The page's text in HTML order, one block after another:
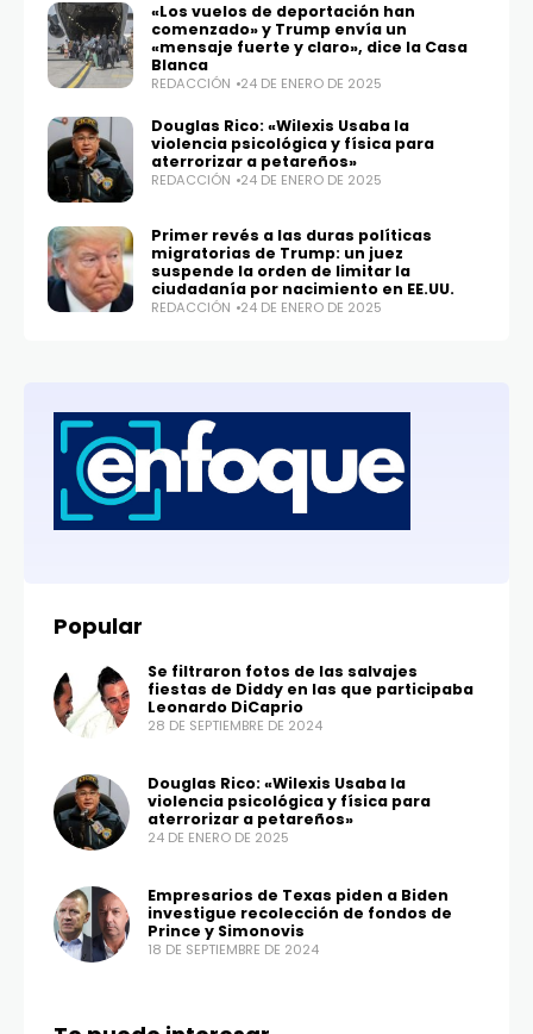
«Los vuelos de deportación han
comenzado» y Trump envía un
«mensaje fuerte y claro», dice la Casa
Blanca
REDACCIÓN 24 DE ENERO DE 2025
Douglas Rico: «Wilexis Usaba la
violencia psicológica y física para
aterrorizar a petareños»
REDACCIÓN 24 DE ENERO DE 2025
Primer revés a las duras políticas
migratorias de Trump: un juez
suspende la orden de limitar la
ciudadanía por nacimiento en EE.UU.
REDACCIÓN 24 DE ENERO DE 2025
Popular
Se filtraron fotos de las salvajes
fiestas de Diddy en las que participaba
Leonardo DiCaprio
28 DE SEPTIEMBRE DE 2024
Douglas Rico: «Wilexis Usaba la
violencia psicológica y física para
aterrorizar a petareños»
24 DE ENERO DE 2025
Empresarios de Texas piden a Biden
investigue recolección de fondos de
Prince y Simonovis
18 DE SEPTIEMBRE DE 2024